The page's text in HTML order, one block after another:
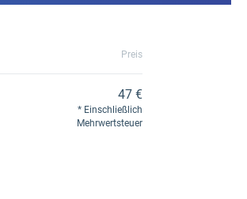
Preis
47 €
Einschließlich
Mehrwertsteuer